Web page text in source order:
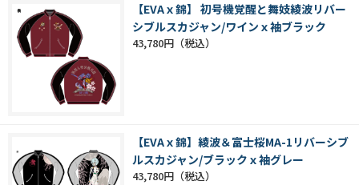
【EVAｘ錦】 初号機覚醒と舞妓綾波リバー
シブルスカジャン/ワインｘ袖ブラック
43,780円
【EVAｘ錦】綾波＆富士桜MA-1リバーシブ
ルスカジャン/ブラックｘ袖グレー
43,780円